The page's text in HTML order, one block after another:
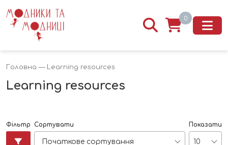
0
Головна — Learning resources
Learning resources
Фільтр Сортувати
Початкове сортування
Показати
10